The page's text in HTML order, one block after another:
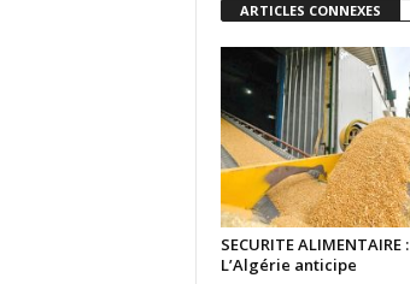
ARTICLES CONNEXES
SECURITE ALIMENTAIRE :
L’Algérie anticipe